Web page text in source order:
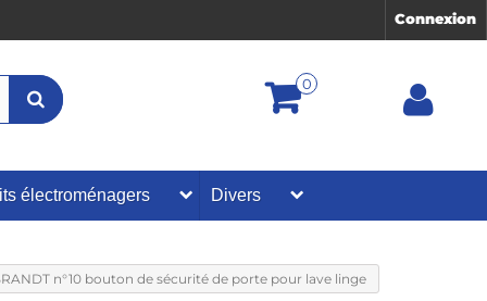
Connexion
0
électroménagers Divers
n°10 bouton de sécurité de porte pour lave linge